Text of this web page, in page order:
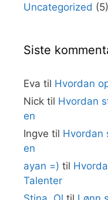
Uncategorized (5)
Siste
Eva til Hvordan
Nick til Hvordan
en
Ingve til Hvordan
en
ayan =) til
Talenter